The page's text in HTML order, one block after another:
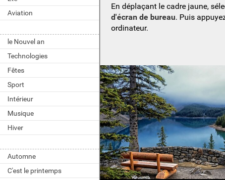
Aviation
le Nouvel an
Technologies
Fêtes
Sport
Intérieur
Musique
Hiver
Automne
C'est le printemps
En déplaçant le cadre jaune,
d'écran de bureau. Puis
ordinateur.